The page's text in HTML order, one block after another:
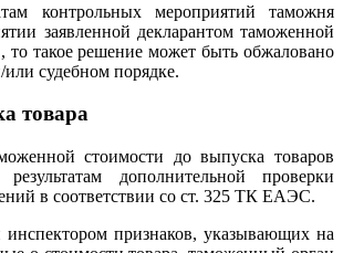
контрольных мероприятий таможня
заявленной декларантом таможенной
то такое решение может быть обжаловано
судебном порядке.
товара
стоимости до выпуска товаров
дополнительной проверки
в соответствии со ст. 325 ТК ЕАЭС.
признаков, указывающих на